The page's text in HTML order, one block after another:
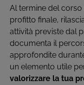
Al termine del corso
profitto finale,
attività previste dal
documenta il
approfondite
un elemento utile
valorizzare la tua